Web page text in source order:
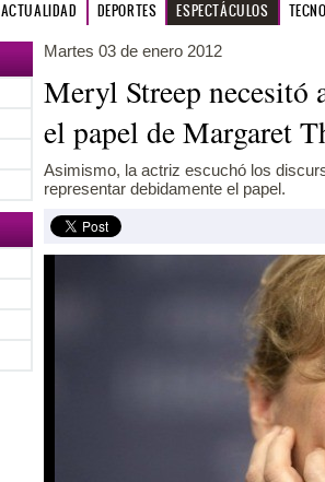
ACTUALIDAD DEPORTES ESPECTÁCULOS
Martes 03 de enero 2012
Meryl Streep necesitó
el papel de Margaret
Asimismo, la actriz escuchó los
representar debidamente el papel.